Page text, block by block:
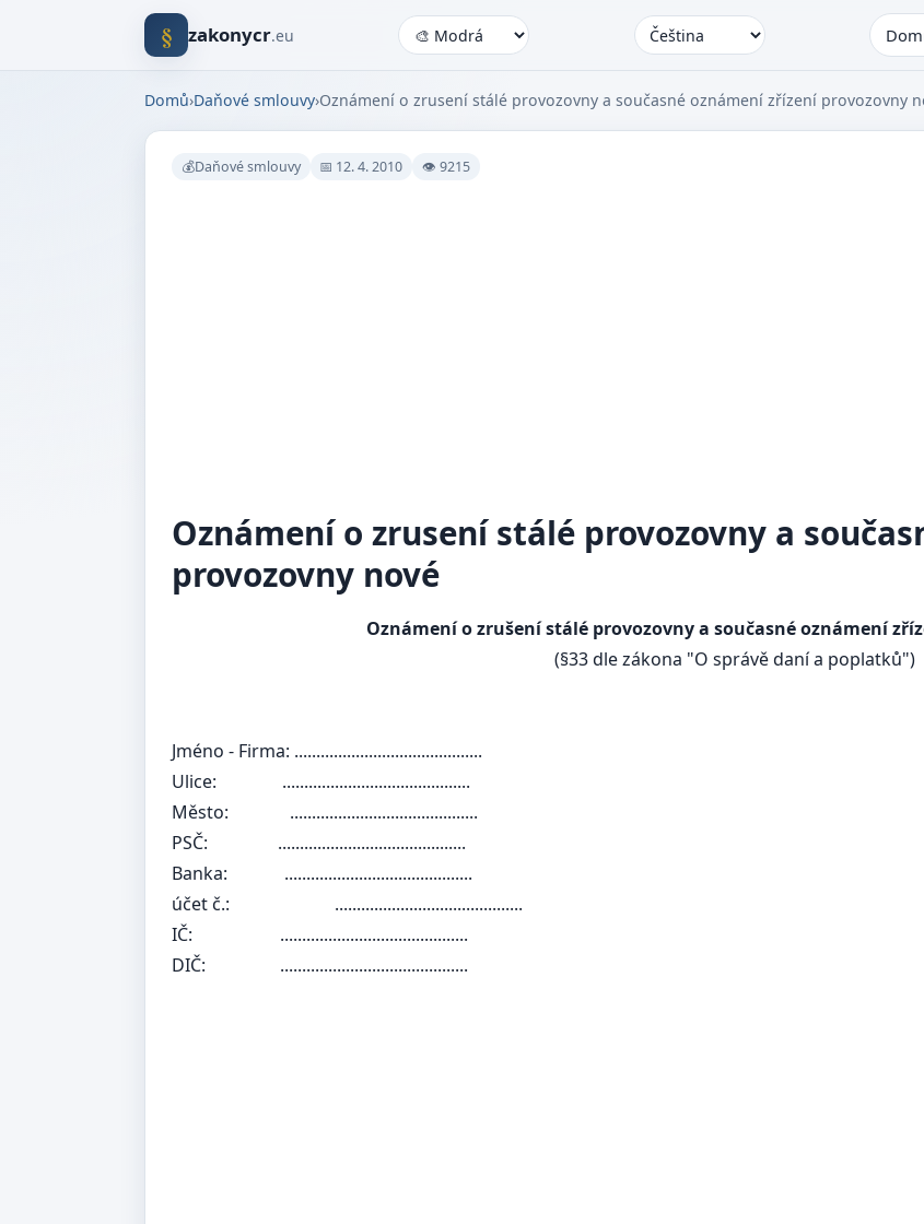
§ zakonycr.eu
Domů›Daňové smlouvy›Oznámení o zrusení stálé provozovny a současné oznámení zřízení provozovny
💰Daňové smlouvy 📅 12. 4. 2010 👁 9215
Oznámení o zrusení stálé provozovny a
provozovny nové
Oznámení o zrušení stálé provozovny a současné oznámení
(§33 dle zákona "O správě daní a poplatků")
Jméno - Firma: ...........................................
Ulice: ...........................................
Město: ...........................................
PSČ: ...........................................
Banka: ...........................................
účet č.: ...........................................
IČ: ...........................................
DIČ: ...........................................
Finančnímu úřadu
V